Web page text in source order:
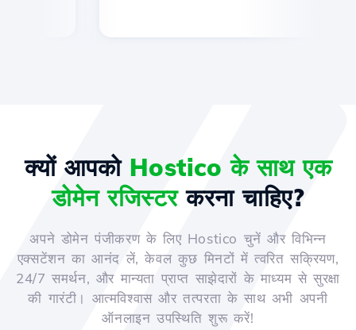
क्यों आपको Hostico के साथ एक
डोमेन रजिस्टरकरना चाहिए?
अपने डोमेन पंजीकरण के लिए Hostico चुनें और विभिन्न
एक्सटेंशन का आनंद लें, केवल कुछ मिनटों में त्वरित सक्रियण,
24/7 समर्थन, और मान्यता प्राप्त साझेदारों के माध्यम से सुरक्षा
की गारंटी। आत्मविश्वास और तत्परता के साथ अभी अपनी
ऑनलाइन उपस्थिति शुरू करें!